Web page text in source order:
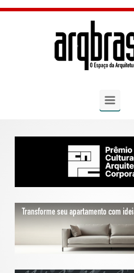
Skip to main content